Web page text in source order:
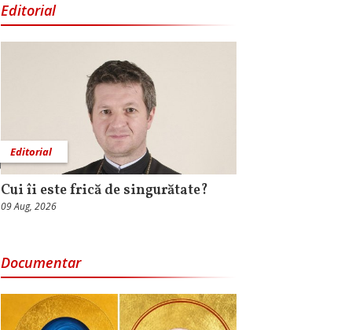
Editorial
Editorial
Cui îi este frică de singurătate?
09 Aug, 2026
Documentar